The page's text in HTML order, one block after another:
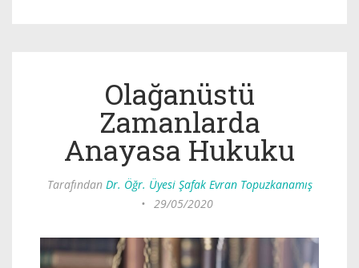
Olağanüstü
Zamanlarda
Anayasa Hukuku
Tarafından Dr. Öğr. Üyesi Şafak Evran Topuzkanamış
• 29/05/2020